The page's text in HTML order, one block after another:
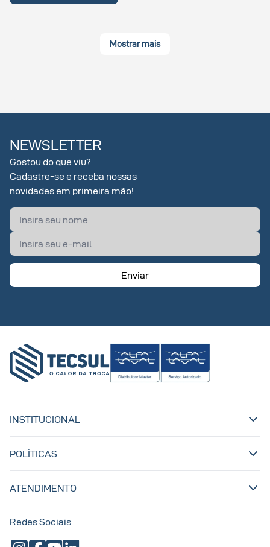
Mostrar mais
NEWSLETTER
Gostou do que viu?
Cadastre-se e receba nossas
novidades em primeira mão!
Enviar
INSTITUCIONAL
POLÍTICAS
ATENDIMENTO
Redes Sociais